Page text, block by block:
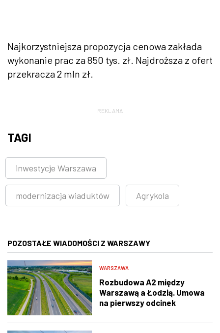
Najkorzystniejsza propozycja cenowa zakłada
wykonanie prac za 850 tys. zł. Najdroższa z ofert
przekracza 2 mln zł.
REKLAMA
TAGI
inwestycje Warszawa
modernizacja wiaduktów Agrykola
POZOSTAŁE WIADOMOŚCI Z WARSZAWY
WARSZAWA
Rozbudowa A2 między
Warszawą a Łodzią. Umowa
na pierwszy odcinek